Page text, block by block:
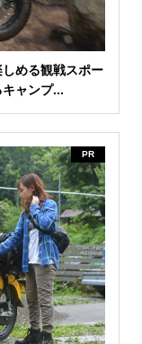
しめる観戦スポー
ャンプ...
PR